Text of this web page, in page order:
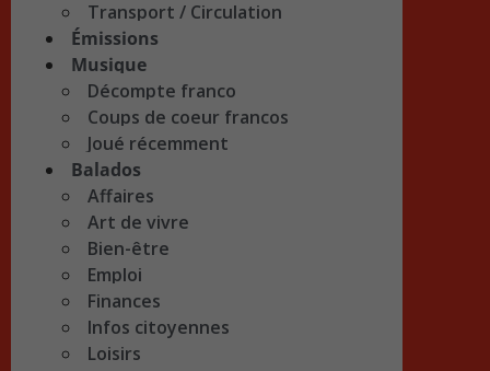
Transport / Circulation
Émissions
Musique
Décompte franco
Coups de coeur francos
Joué récemment
Balados
Affaires
Art de vivre
Bien-être
Emploi
Finances
Infos citoyennes
Loisirs